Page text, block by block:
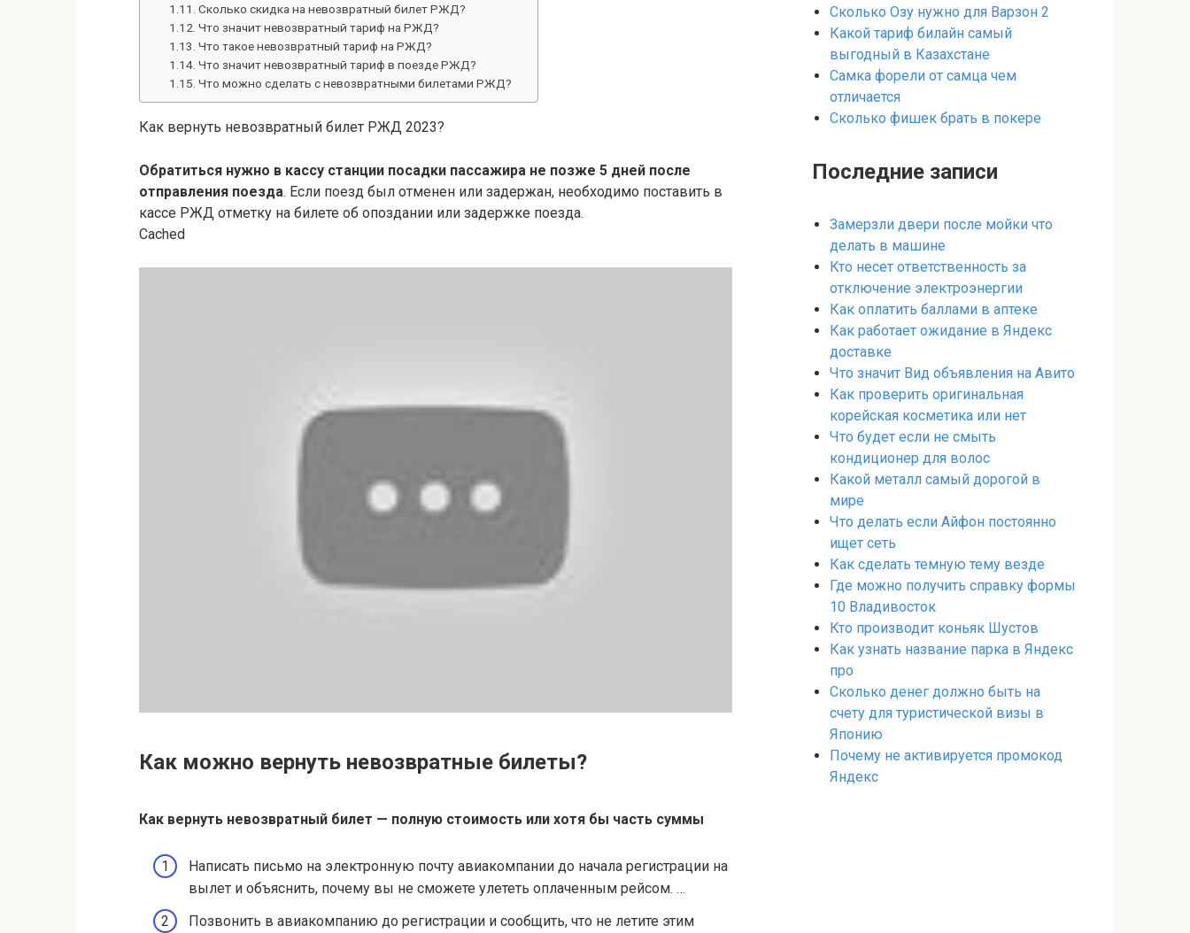
Сколько скидка на невозвратный билет РЖД?
Что значит невозвратный тариф на РЖД?
Что такое невозвратный тариф на РЖД?
Что значит невозвратный тариф в поезде РЖД?
Что можно сделать с невозвратными билетами РЖД?
Как вернуть невозвратный билет РЖД 2023?
Обратиться нужно в кассу станции посадки пассажира не позже 5 дней после
отправления поезда. Если поезд был отменен или задержан, необходимо поставить в
кассе РЖД отметку на билете об опоздании или задержке поезда.
Cached
Как можно вернуть невозвратные билеты?
Как вернуть невозвратный билет — полную стоимость или хотя бы часть суммы
Написать письмо на электронную почту авиакомпании до начала регистрации на
вылет и объяснить, почему вы не сможете улететь оплаченным рейсом. …
Позвонить в авиакомпанию до регистрации и сообщить, что не летите этим
Сколько Озу нужно для Варзон 2
Какой тариф билайн самый
выгодный в Казахстане
Самка форели от самца чем
отличается
Сколько фишек брать в покере
Последние записи
Замерзли двери после мойки что
делать в машине
Кто несет ответственность за
отключение электроэнергии
Как оплатить баллами в аптеке
Как работает ожидание в Яндекс
доставке
Что значит Вид объявления на Авито
Как проверить оригинальная
корейская косметика или нет
Что будет если не смыть
кондиционер для волос
Какой металл самый дорогой в
мире
Что делать если Айфон постоянно
ищет сеть
Как сделать темную тему везде
Где можно получить справку формы
10 Владивосток
Кто производит коньяк Шустов
Как узнать название парка в Яндекс
про
Сколько денег должно быть на
счету для туристической визы в
Японию
Почему не активируется промокод
Яндекс